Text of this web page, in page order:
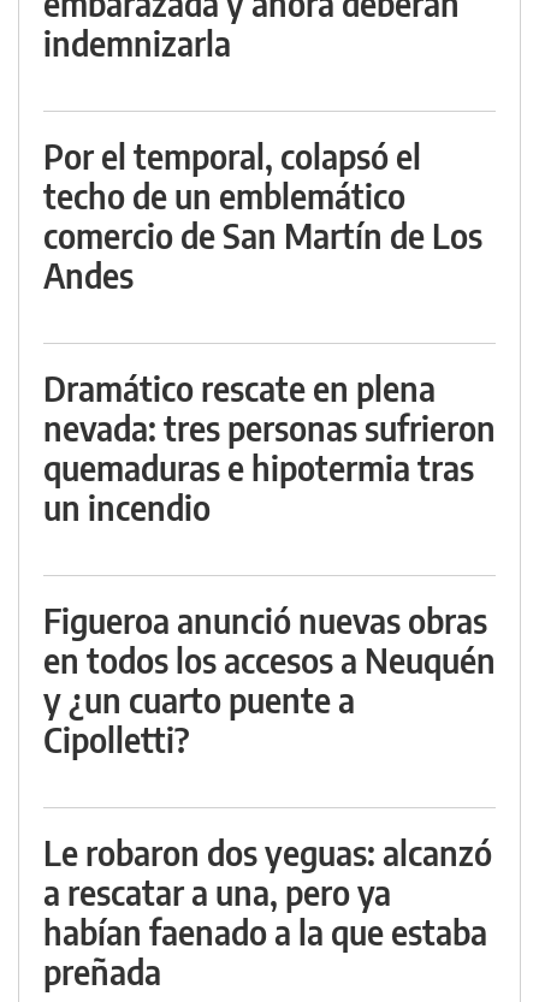
indemnizarla
Por el temporal, colapsó el
techo de un emblemático
comercio de San Martín de Los
Andes
Dramático rescate en plena
nevada: tres personas sufrieron
quemaduras e hipotermia tras
un incendio
Figueroa anunció nuevas obras
en todos los accesos a Neuquén
y ¿un cuarto puente a
Cipolletti?
Le robaron dos yeguas: alcanzó
a rescatar a una, pero ya
habían faenado a la que estaba
preñada